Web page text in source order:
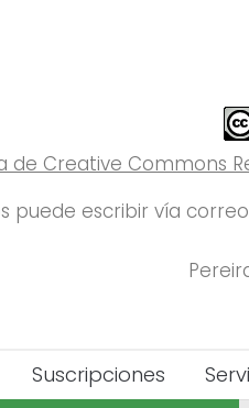
de Creative Commons
puede escribir vía
Suscripciones